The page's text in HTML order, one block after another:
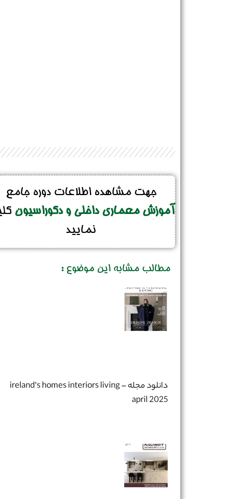
جهت مشاهده اطلاعات دوره جامع
آموزش معماری داخلی و دکوراسیون
نمایید
مطالب مشابه این موضوع :
دانلود مجله ireland’s homes interiors living –
april 2025